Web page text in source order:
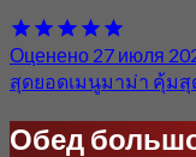
Оценено 27 июля
สุดยอดเมนูมาม่า คุ้มสุ
Обед